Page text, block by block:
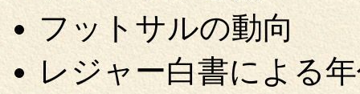
フットサルの動向
レジャー白書による